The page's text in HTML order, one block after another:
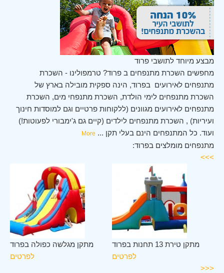
מבצע מיוחד לתושבי פרוד
מחפשים השכרת מתנפחים ב פרוד? טרמפולינו - השכרת
מתנפחים לאירועים בפרוד, הינה ספקית מובילה בארץ של
השכרת מתנפחים לימי הולדת, השכרת מתנפחי מים, השכרת
מתנפחים לאירועים מגוונים (ללקוחות פרטיים וגם למוסדות חינוך
ועיריות) , השכרת מתנפחים לילדים (קיים גם ג'ימבורי לפעוטות!)
ועוד. כל המתנפחים הינם בעלי תקן ...
More
מתנפחים מומלצים בפרוד:
>>>
מתקן מגלשה כפולה בפרוד
לפרטים
מתקן טירת 13 תחנות בפרוד
לפרטים
<<<